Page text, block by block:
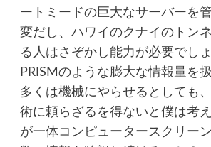
ートミードの巨大なサーバーを
変だし、ハワイのクナイのトン
る人はさぞかし能力が必要でし
PRISMのような膨大な情報量を
多くは機械にやらせるとしても
術に頼らざるを得ないと僕は考
が一体コンピュータースクリー